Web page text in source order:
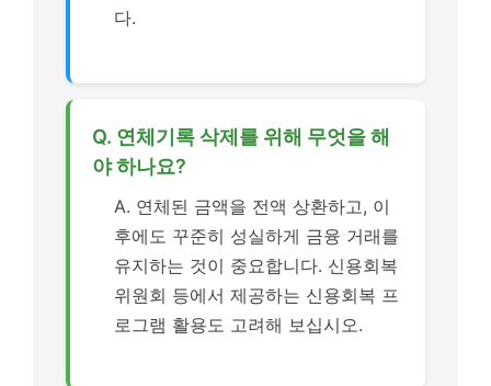
다.
Q. 연체기록 삭제를 위해 무엇을 해
야 하나요?
A. 연체된 금액을 전액 상환하고, 이
후에도 꾸준히 성실하게 금융 거래를
유지하는 것이 중요합니다. 신용회복
위원회 등에서 제공하는 신용회복 프
로그램 활용도 고려해 보십시오.